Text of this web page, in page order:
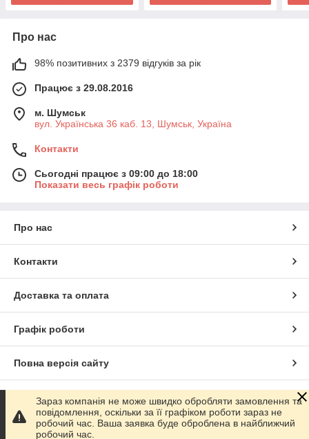
Про нас
98% позитивних з 2379 відгуків за рік
Працює з 29.08.2016
м. Шумськ
вул. Українська 36 каб. 13, Шумськ, Україна
Контакти
Сьогодні працює з 09:00 до 18:00
Показати весь графік роботи
Про нас
Контакти
Доставка та оплата
Графік роботи
Повна версія сайту
Сайт створено на маркетплейсі Prom.ua
Політика конфіденційності
Зараз компанія не може швидко обробляти замовлення та
повідомлення, оскільки за її графіком роботи зараз не
робочий час. Ваша заявка буде оброблена в найближчий
робочий час.